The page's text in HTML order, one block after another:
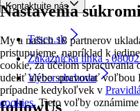
Nastavenia
My a našich 18 partnerov
pristupujeme, napríklad k
cookie, za účelom spracúvania
udeliť alebo spravovať voľbou
prípadne kedykoľvek v
cookies. Tieto voľby
Kontaktujte nás
Tesco.sk
Zákaznícka linka -
Výber obchodu
followUs